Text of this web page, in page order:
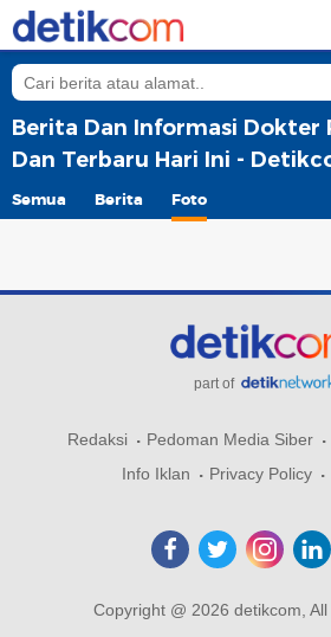
Berita Dan Informasi Dokter
Dan Terbaru Hari Ini -
Semua Berita Foto
part of
Redaksi Pedoman Media Siber
Info Iklan
Privacy Policy
Copyright @ 2026 detikcom,